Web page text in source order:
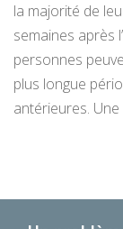
la majorité de
semaines après
personnes
plus longue
antérieures.